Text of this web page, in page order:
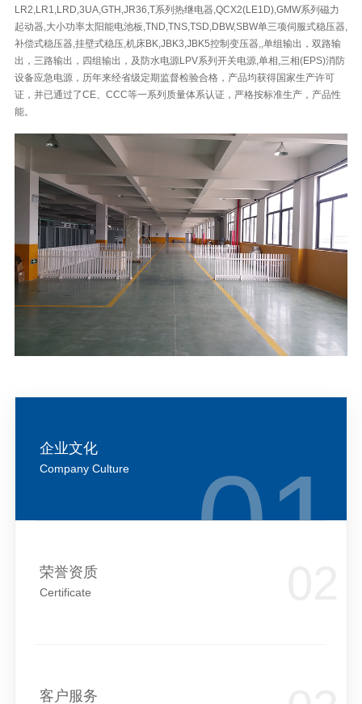
LR2,LR1,LRD,3UA,GTH,JR36,T系列热继电器,QCX2(LE1D),GMW系列磁力
起动器,大小功率太阳能电池板,TND,TNS,TSD,DBW,SBW单三项伺服式稳压器,
补偿式稳压器,挂壁式稳压,机床BK,JBK3,JBK5控制变压器,,单组输出，双路输
出，三路输出，四组输出，及防水电源LPV系列开关电源,单相,三相(EPS)消防
设备应急电源，历年来经省级定期监督检验合格，产品均获得国家生产许可
证，并已通过了CE、CCC等一系列质量体系认证，严格按标准生产，产品性
能。
企业文化
Company Culture
荣誉资质
Certificate
客户服务